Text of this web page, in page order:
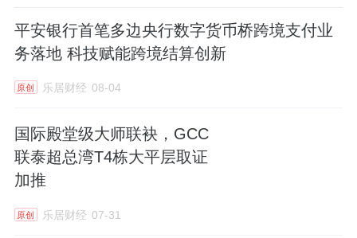
平安银行首笔多边央行数字货币桥跨境支付业
务落地 科技赋能跨境结算创新
原创 乐居财经 08-04
国际殿堂级大师联袂，GCC
联泰超总湾T4栋大平层取证
加推
原创 乐居财经 07-31